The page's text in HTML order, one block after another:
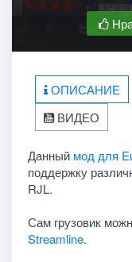
ОПИСАНИЕ
ВИДЕО
Данный мод для
поддержку
RJL.
Сам грузовик
Streamline.